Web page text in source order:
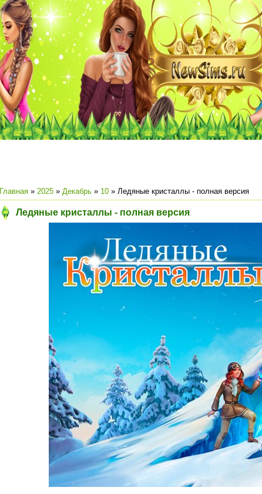
Главная » 2025 » Декабрь » 10 » Ледяные кристаллы - полная версия
Ледяные кристаллы - полная версия